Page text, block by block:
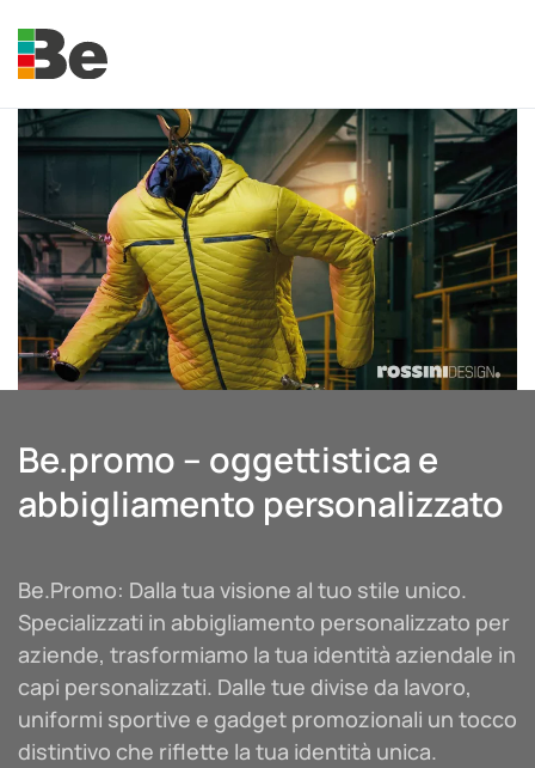
Skip to main content
Be.promo – oggettistica e
abbigliamento personalizzato
Be.Promo: Dalla tua visione al tuo stile unico.
Specializzati in abbigliamento personalizzato per
aziende, trasformiamo la tua identità aziendale in
capi personalizzati. Dalle tue divise da lavoro,
uniformi sportive e gadget promozionali un tocco
distintivo che riflette la tua identità unica.